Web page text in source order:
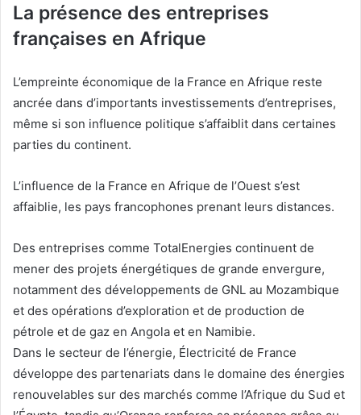
La présence des entreprises
françaises en Afrique
L’empreinte économique de la France en Afrique reste
ancrée dans d’importants investissements d’entreprises,
même si son influence politique s’affaiblit dans certaines
parties du continent.
L’influence de la France en Afrique de l’Ouest s’est
affaiblie, les pays francophones prenant leurs distances.
Des entreprises comme TotalEnergies continuent de
mener des projets énergétiques de grande envergure,
notamment des développements de GNL au Mozambique
et des opérations d’exploration et de production de
pétrole et de gaz en Angola et en Namibie.
Dans le secteur de l’énergie, Électricité de France
développe des partenariats dans le domaine des énergies
renouvelables sur des marchés comme l’Afrique du Sud et